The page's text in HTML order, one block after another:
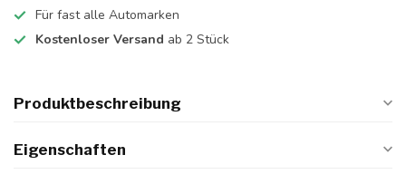
Für fast alle Automarken
Kostenloser Versand ab 2 Stück
Produktbeschreibung
Eigenschaften